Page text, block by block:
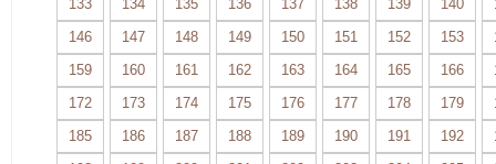
133
134 135 136 137 138 139 140
146
147 148 149 150 151 152 153
159
160 161 162 163 164 165 166
172
173 174 175 176 177 178 179
185
186 187 188 189 190 191 192